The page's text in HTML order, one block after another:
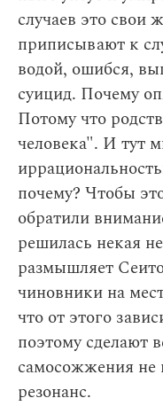
случаев это свои
приписывают к
водой, ошибся,
суицид. Почему
Потому что
человека". И тут
почему? Чтобы
обратили
решилась некая
размышляет
чиновники на
что от этого
поэтому сделают
самосожжения
резонанс.